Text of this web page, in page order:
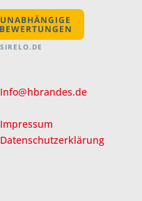
Info@hbrandes.de
Impressum
Datenschutzerklärung